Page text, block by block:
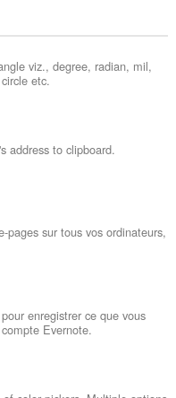
viz., degree, radian, mil,
etc.
address to clipboard.
pages sur tous vos ordinateurs,
enregistrer ce que vous
Evernote.